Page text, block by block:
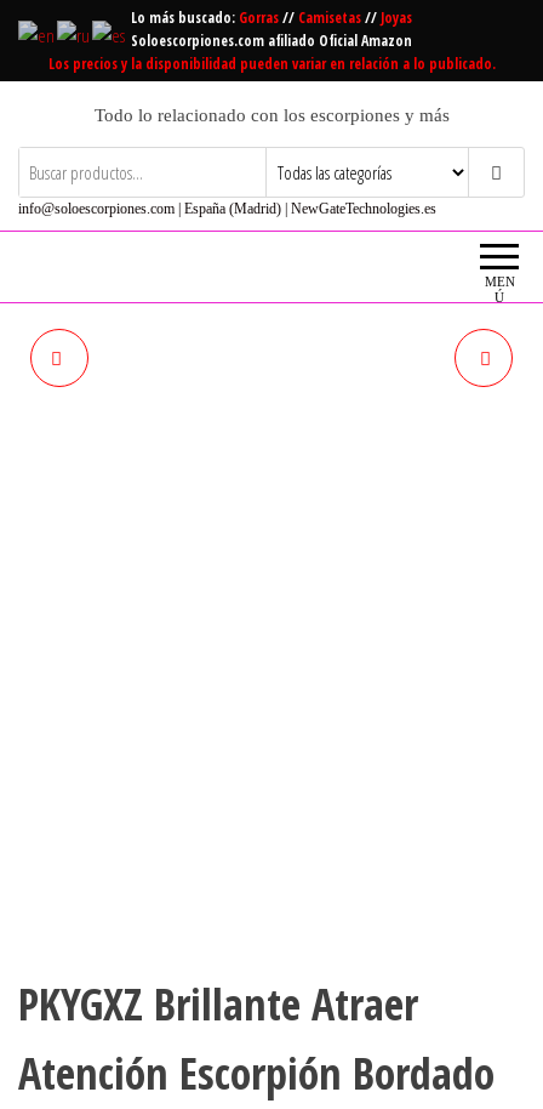
contenido
Lo más buscado: Gorras// Camisetas// Joyas
Soloescorpiones.com afiliado Oficial Amazon
Los precios y la disponibilidad pueden variar en relación a lo publicado.
Todo lo relacionado con los escorpiones y más
info@soloescorpiones.com | España (Madrid) | NewGateTechnologies.es
MEN
Ú
PKYGXZ Brillante Atraer
Atención Escorpión Bordado